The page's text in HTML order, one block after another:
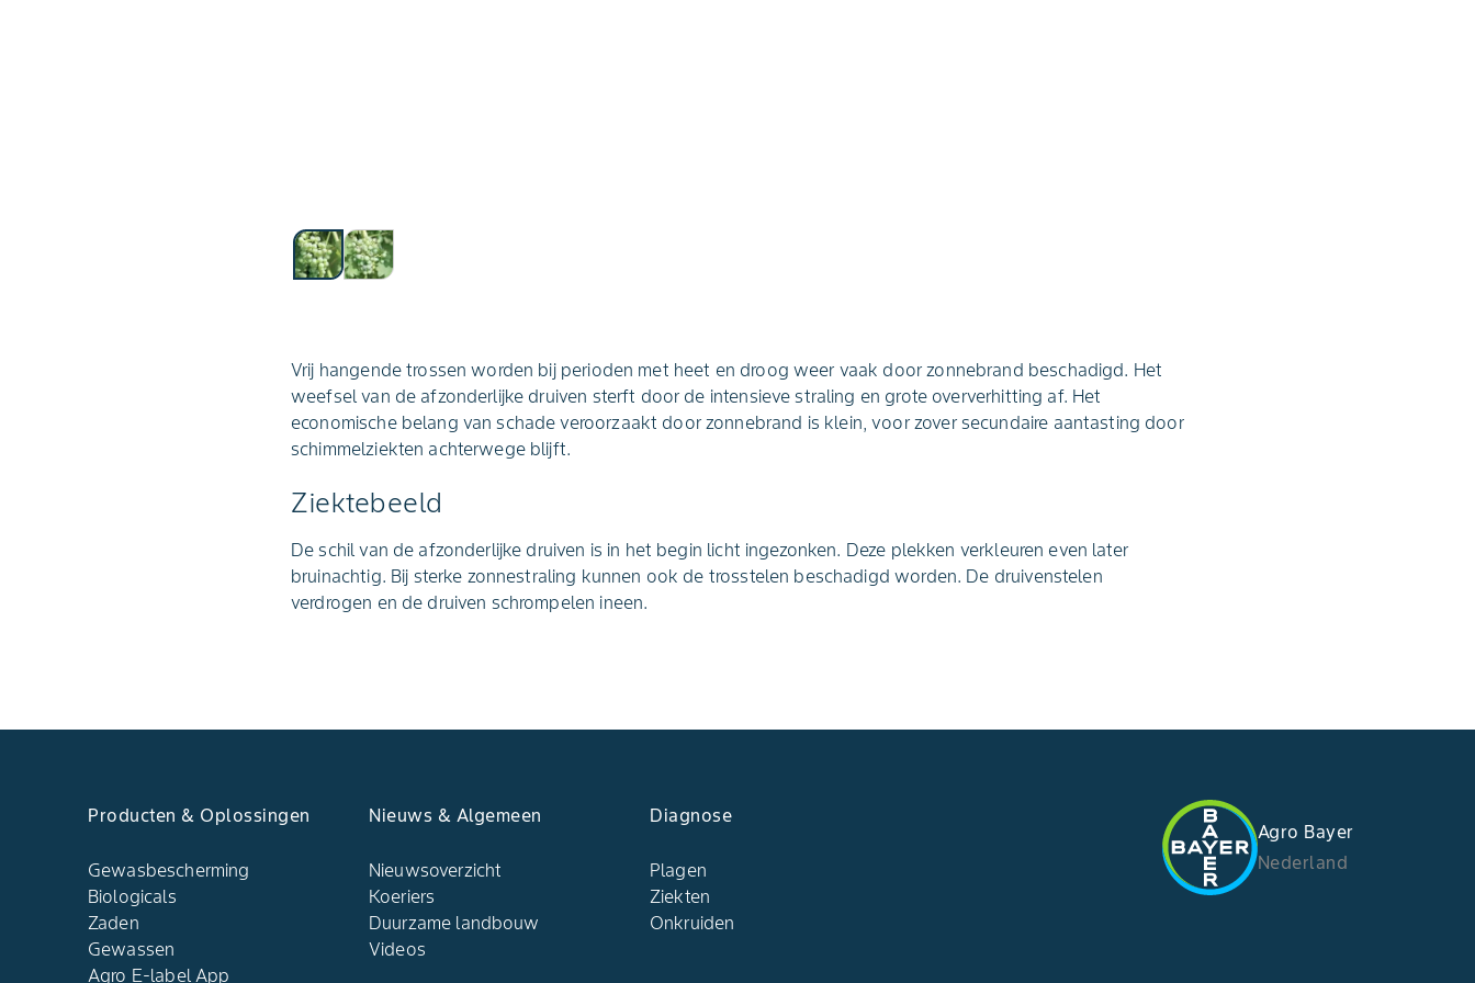
Vrij hangende trossen worden bij perioden met heet en droog weer vaak door zonnebrand beschadigd. Het
weefsel van de afzonderlijke druiven sterft door de intensieve straling en grote oververhitting af. Het
economische belang van schade veroorzaakt door zonnebrand is klein, voor zover secundaire aantasting door
schimmelziekten achterwege blijft.
Ziektebeeld
De schil van de afzonderlijke druiven is in het begin licht ingezonken. Deze plekken verkleuren even later
bruinachtig. Bij sterke zonnestraling kunnen ook de trosstelen beschadigd worden. De druivenstelen
verdrogen en de druiven schrompelen ineen.
Producten & Oplossingen
Gewasbescherming
Biologicals
Zaden
Gewassen
Agro E-label App
Nieuws & Algemeen
Nieuwsoverzicht
Koeriers
Duurzame landbouw
Videos
Diagnose
Plagen
Ziekten
Onkruiden
Agro Bayer
Nederland